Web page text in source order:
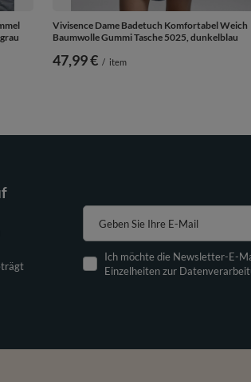
Vivisence Dame Badetuch Komfortabel Weich
Baumwolle Gummi Tasche 5025, dunkelblau
47,99 € / item
Geben Sie Ihre E-Mail
Ich möchte die Newsletter-E-
Einzelheiten zur